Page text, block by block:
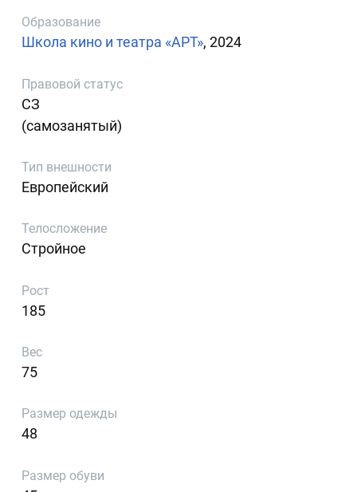
Образование
Школа кино и театра «АРТ», 2024
Правовой статус
СЗ
(самозанятый)
Тип внешности
Европейский
Телосложение
Стройное
Рост
185
Вес
75
Размер одежды
48
Размер обуви